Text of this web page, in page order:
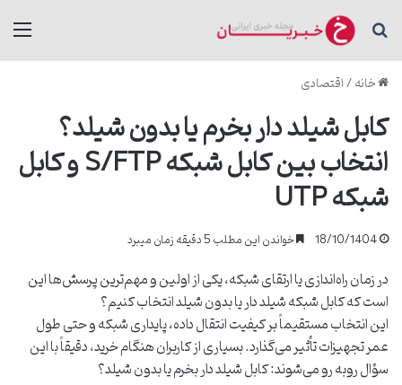
جستجو برای
خانه/اقتصادی
کابل شیلد دار بخرم یا بدون شیلد؟
انتخاب بین کابل شبکه S/FTP و کابل
شبکه UTP
18/10/1404 خواندن این مطلب 5 دقیقه زمان میبرد
در زمان راه‌اندازی یا ارتقای شبکه، یکی از اولین و مهم‌ترین پرسش‌ها این
است که کابل شبکه شیلد دار یا بدون شیلد انتخاب کنیم؟
این انتخاب مستقیماً بر کیفیت انتقال داده، پایداری شبکه و حتی طول
عمر تجهیزات تأثیر می‌گذارد. بسیاری از کاربران هنگام خرید، دقیقاً با این
سؤال روبه ‌رو می‌شوند: کابل شیلد دار بخرم یا بدون شیلد؟